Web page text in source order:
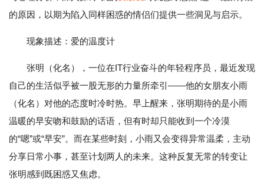
的原因，以期为陷入同样困惑的情侣们提供一些洞见与启示。
现象描述：爱的温度计
张明（化名），一位在IT行业奋斗的年轻程序员，最近发现
自己的生活似乎被一股无形的力量所牵引——他的女朋友小雨
（化名）对他的态度时冷时热。早上醒来，张明期待的是小雨
温暖的早安吻和鼓励的话语，但有时却只能收到一个冷漠
的“嗯”或“早安”。而在某些时刻，小雨又会变得异常温柔，主动
分享日常小事，甚至计划两人的未来。这种反复无常的转变让
张明感到既困惑又焦虑。